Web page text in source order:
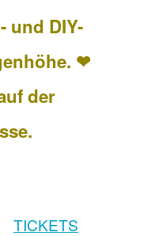
und DIY-
❤
der
TICKETS